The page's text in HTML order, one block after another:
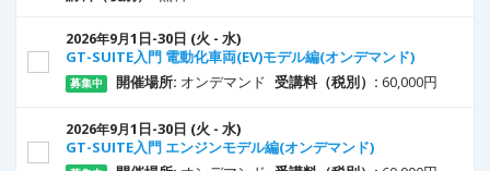
2026年9月1 日-30日 (火 - 水)
GT-SUITE入門 電動化車両(EV)モデル編(オンデマンド)
募集中 開催場所: オンデマンド 受講料（税別）: 60,000円
2026年9月1 日-30日 (火 - 水)
GT-SUITE入門 エンジンモデル編(オンデマンド)